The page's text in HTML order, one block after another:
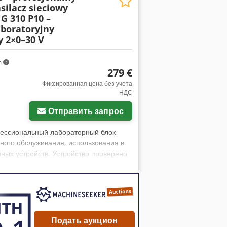
sieciowy
310 P10 –
V
279 €
Фиксированная цена без учета
НДС
Отправить запрос
лабораторный блок
обслуживания, использования в
устройств. Устройство проверено
регулируемыми выходами 0–
3 А постоянного тока. Блок питания
Корпус имеет обычные следы
том состоянии, в котором он
CH. BEHA GmbH • Модель:
• Потребляемый ток: 2,2 А • Выходы:
Подать аукцион